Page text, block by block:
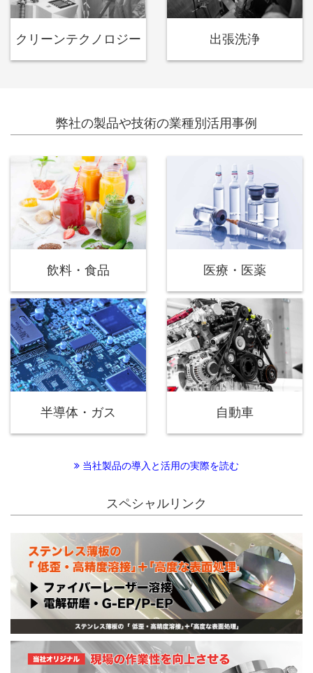
クリーンテクノロジー 出張洗浄
弊社の製品や技術の業種別活用事例
飲料・食品 医療・医薬
半導体・ガス 自動車
当社製品の導入と活用の実際を読む
スペシャルリンク